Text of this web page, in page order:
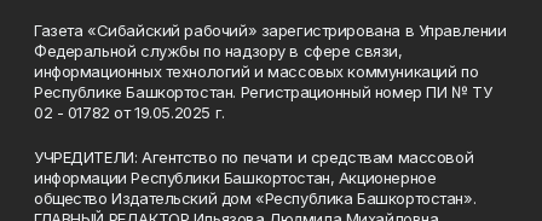
Газета «Сибайский рабочий» зарегистрирована в Управлении
Федеральной службы по надзору в сфере связи,
информационных технологий и массовых коммуникаций по
Республике Башкортостан. Регистрационный номер ПИ № ТУ
02 - 01782 от 19.05.2025 г.
УЧРЕДИТЕЛИ: Агентство по печати и средствам массовой
информации Республики Башкортостан, Акционерное
общество Издательский дом «Республика Башкортостан».